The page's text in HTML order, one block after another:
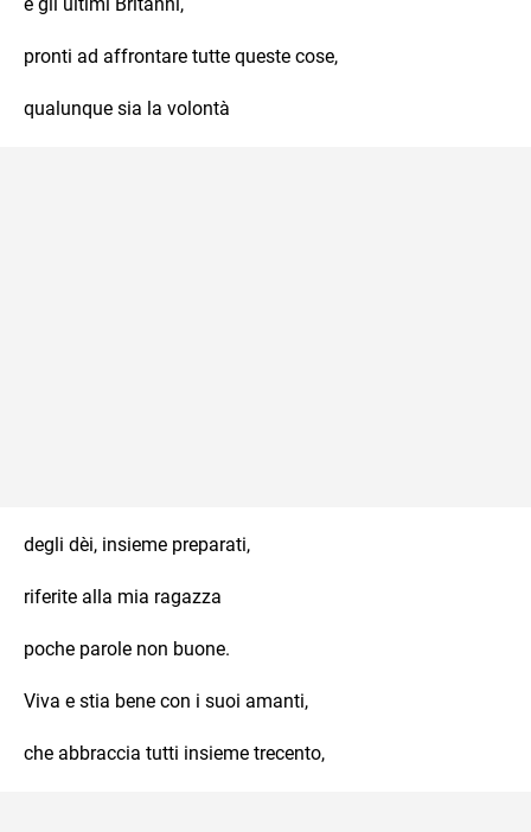
pronti ad affrontare tutte queste cose,
qualunque sia la volontà
degli dèi, insieme preparati,
riferite alla mia ragazza
poche parole non buone.
Viva e stia bene con i suoi amanti,
che abbraccia tutti insieme trecento,